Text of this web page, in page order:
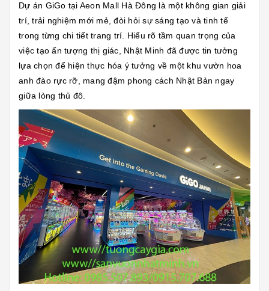
Dự án GiGo tại Aeon Mall Hà Đông là một không gian giải
trí, trải nghiệm mới mẻ, đòi hỏi sự sáng tạo và tinh tế
trong từng chi tiết trang trí. Hiểu rõ tầm quan trọng của
việc tạo ấn tượng thị giác, Nhật Minh đã được tin tưởng
lựa chọn để hiện thực hóa ý tưởng về một khu vườn hoa
anh đào rực rỡ, mang đậm phong cách Nhật Bản ngay
giữa lòng thủ đô.